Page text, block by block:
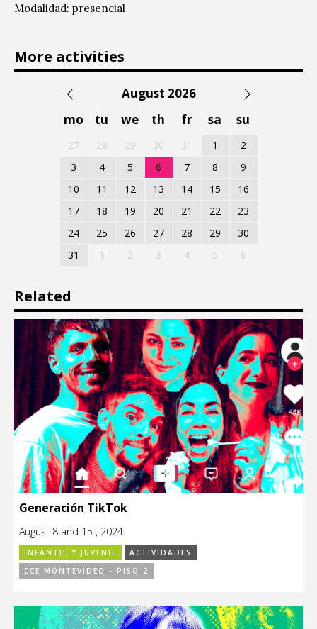
Modalidad: presencial
More activities
August 2026
mo
tu we th fr sa su
27 28 29 30 31 1
2
3
4 5 6 7 8
9
10
11 12 13 14 15
16
17
18 19 20 21 22
23
24
25 26 27 28 29
30
31
1 2 3 4 5 6
Related
Generación TikTok
August 8 and 15 , 2024.
INFANTIL Y JUVENIL
ACTIVIDADES
CCE MONTEVIDEO - PISO 2